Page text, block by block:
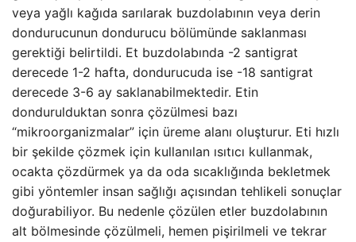
veya yağlı kağıda sarılarak buzdolabının veya derin
dondurucunun dondurucu bölümünde saklanması
gerektiği belirtildi. Et buzdolabında -2 santigrat
derecede 1-2 hafta, dondurucuda ise -18 santigrat
derecede 3-6 ay saklanabilmektedir. Etin
dondurulduktan sonra çözülmesi bazı
“mikroorganizmalar” için üreme alanı oluşturur. Eti hızlı
bir şekilde çözmek için kullanılan ısıtıcı kullanmak,
ocakta çözdürmek ya da oda sıcaklığında bekletmek
gibi yöntemler insan sağlığı açısından tehlikeli sonuçlar
doğurabiliyor. Bu nedenle çözülen etler buzdolabının
alt bölmesinde çözülmeli, hemen pişirilmeli ve tekrar